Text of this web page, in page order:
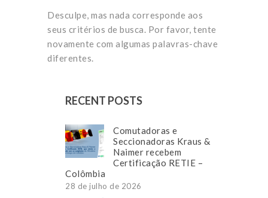
Desculpe, mas nada corresponde aos
seus critérios de busca. Por favor, tente
novamente com algumas palavras-chave
diferentes.
RECENT POSTS
Comutadoras e
Seccionadoras Kraus &
Naimer recebem
Certificação RETIE –
Colômbia
28 de julho de 2026